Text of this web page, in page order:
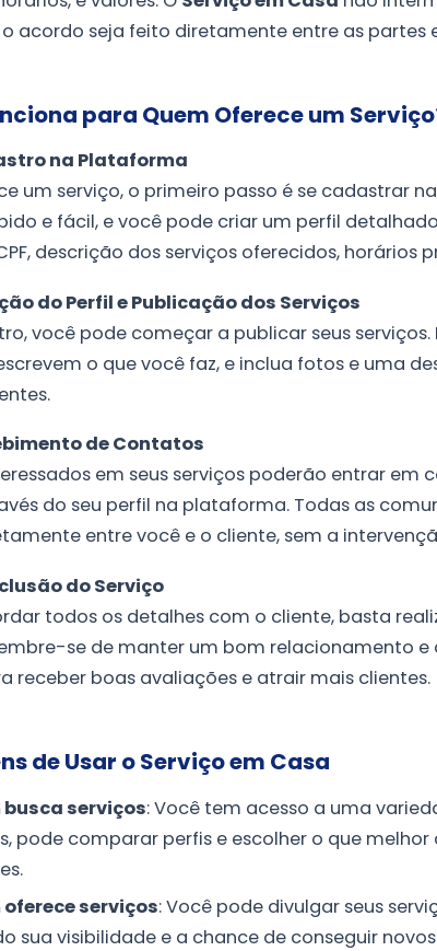
acordo seja feito diretamente entre as partes
para Quem Oferece um
na Plataforma
um serviço, o primeiro passo é se cadastrar
e fácil, e você pode criar um perfil
descrição dos serviços oferecidos, horários
do Perfil e Publicação dos Serviços
você pode começar a publicar seus
o que você faz, e inclua fotos e uma
de Contatos
em seus serviços poderão entrar
do seu perfil na plataforma. Todas as
entre você e o cliente, sem a
do Serviço
todos os detalhes com o cliente, basta
se de manter um bom relacionamento e
receber boas avaliações e atrair mais clientes.
de Usar o Serviço em Casa
busca serviços: Você tem acesso a uma
pode comparar perfis e escolher o que melhor
serviços: Você pode divulgar seus
sua visibilidade e a chance de conseguir